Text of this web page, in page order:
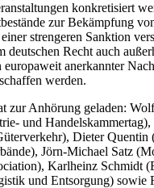
konkretisiert
zur Bekämpfung
strengeren Sanktion
deutschen Recht auch
europaweit anerkannter
werden.
zur Anhörung geladen:
und
Dieter Quentin
Jörn-Michael Satz
Karlheinz Schmidt
und Entsorgung) sowie